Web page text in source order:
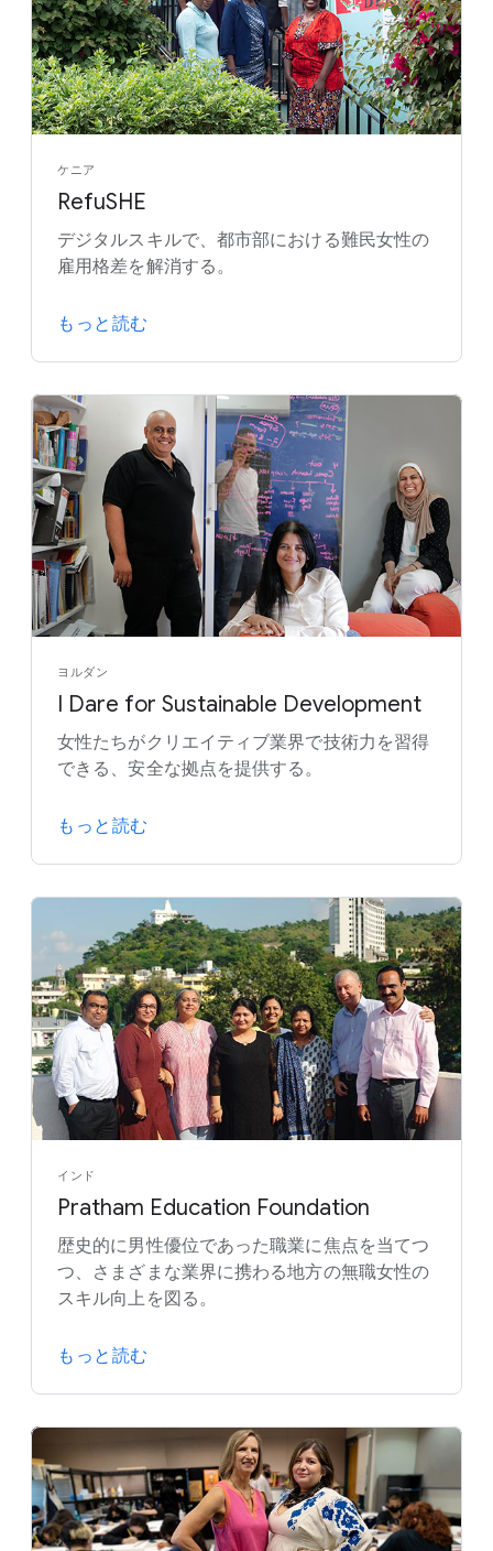
ケニア
RefuSHE
デジタルスキルで、都市部における難民女性の
雇用格差を解消する。
もっと読む
ヨルダン
I Dare for Sustainable Development
女性たちがクリエイティブ業界で技術力を習得
できる、安全な拠点を提供する。
もっと読む
インド
Pratham Education Foundation
歴史的に男性優位であった職業に焦点を当てつ
つ、さまざまな業界に携わる地方の無職女性の
スキル向上を図る。
もっと読む